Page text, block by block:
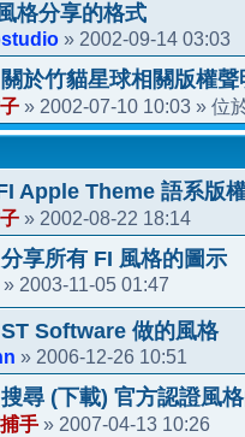
格分享的格式
» 2002-09-14 03:03
於竹貓星球相關版權聲
» 2002-07-10 10:03 » 位
Apple Theme 語系版
» 2002-08-22 18:14
享所有 FI 風格的圖示
» 2003-11-05 01:47
Software 做的風格
» 2006-12-26 10:51
尋 (下載) 官方認證風
手 » 2007-04-13 10:26